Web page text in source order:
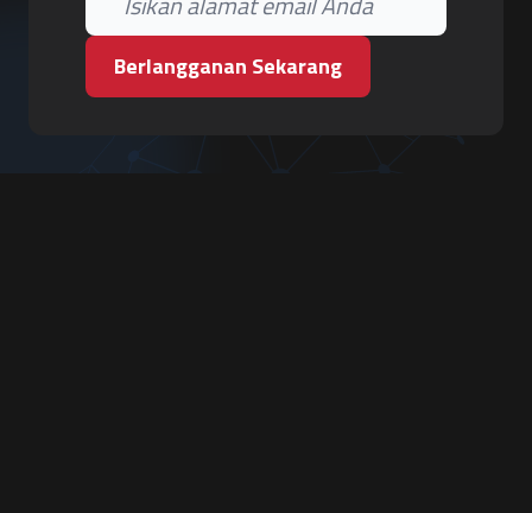
Berlangganan Sekarang